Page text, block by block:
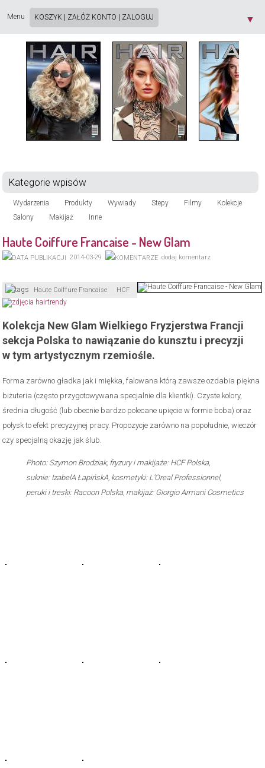
Menu ▼
KOSZYK ZAŁÓŻ KONTO ZALOGUJ
Kategorie wpisów
Wydarzenia Produkty Wywiady Stepy Filmy
Kolekcje
Salony
Makijaż Inne
Haute Coiffure Francaise - New Glam
2014-03-29 dodaj komentarz
Haute Coiffure Francaise HCF
Kolekcja New Glam Wielkiego Fryzjerstwa Francji
sekcja Polska to nawiązanie do kunsztu i precyzji
w tym artystycznym rzemiośle.
Forma zarówno gładka jak i miękka, falowana którą zawsze ozdabia piękna
biżuteria (często przygotowywana specjalnie dla klientki). Czyste kolory,
średnia długość (lub obecnie bardzo polecane upięcie w formie boba) oraz
połysk to efekt precyzyjnej pracy. Propozycje zarówno na popołudnie, wieczór
czy specjalną okazję jak ślub.
Photo: Szymon Brodziak, fryzury i makijaże: HCF Polska,
suknie: IzabelA ŁapińskA, kosmetyki: L’Oreal Professionnel,
peruki i treski: Racoon Polska, makijaż: Giorgio Armani Cosmetics
cookie, zgodnie z aktualnymi ustawieniami przeglądarki. Dowiedz się więcej o
Prywatności [X]